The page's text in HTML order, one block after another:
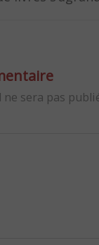
sera pas